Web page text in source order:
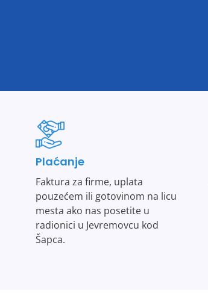
Plaćanje
Faktura za firme, uplata
pouzećem ili gotovinom na licu
mesta ako nas posetite u
radionici u Jevremovcu kod
Šapca.